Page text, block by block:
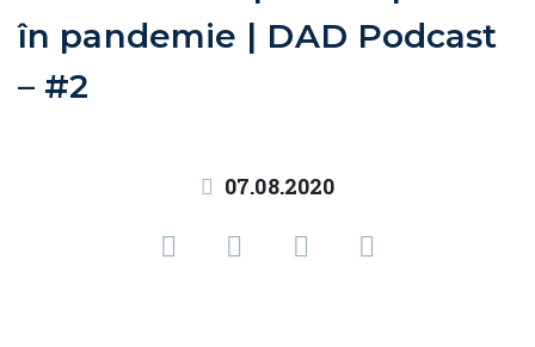
în pandemie | DAD Podcast
– #2
07.08.2020